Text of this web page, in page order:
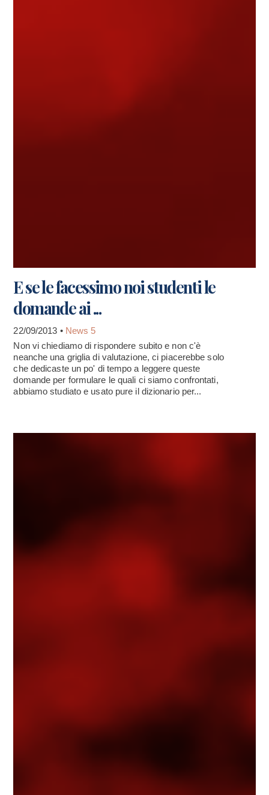
E se le facessimo noi studenti le
domande ai ...
22/09/2013 • News 5
Non vi chiediamo di rispondere subito e non c'è
neanche una griglia di valutazione, ci piacerebbe solo
che dedicaste un po' di tempo a leggere queste
domande per formulare le quali ci siamo confrontati,
abbiamo studiato e usato pure il dizionario per...